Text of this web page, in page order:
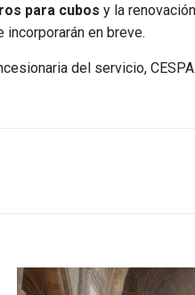
para cubos y la
incorporarán en breve.
del servicio,